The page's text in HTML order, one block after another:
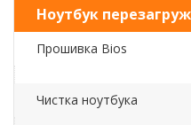
Ноутбук
Прошивка Bios
Чистка ноутбука